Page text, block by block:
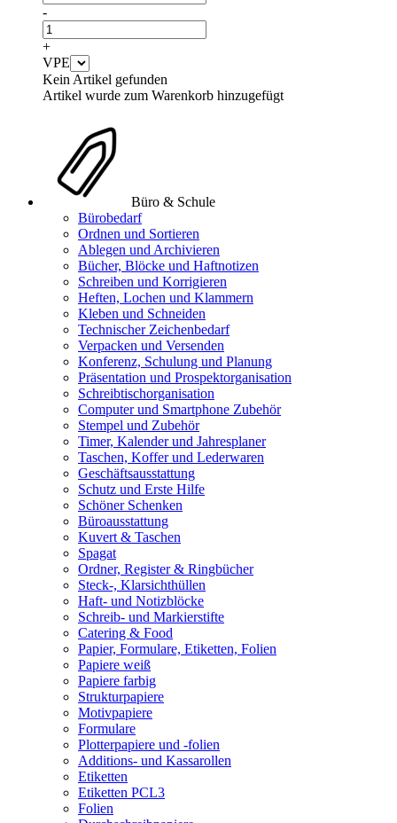
-
+
VPE
Kein Artikel gefunden
Artikel wurde zum Warenkorb hinzugefügt
Büro & Schule
Bürobedarf
Ordnen und Sortieren
Ablegen und Archivieren
Bücher, Blöcke und Haftnotizen
Schreiben und Korrigieren
Heften, Lochen und Klammern
Kleben und Schneiden
Technischer Zeichenbedarf
Verpacken und Versenden
Konferenz, Schulung und Planung
Präsentation und Prospektorganisation
Schreibtischorganisation
Computer und Smartphone Zubehör
Stempel und Zubehör
Timer, Kalender und Jahresplaner
Taschen, Koffer und Lederwaren
Geschäftsausstattung
Schutz und Erste Hilfe
Schöner Schenken
Büroausstattung
Kuvert & Taschen
Spagat
Ordner, Register & Ringbücher
Steck-, Klarsichthüllen
Haft- und Notizblöcke
Schreib- und Markierstifte
Catering & Food
Papier, Formulare, Etiketten, Folien
Papiere weiß
Papiere farbig
Strukturpapiere
Motivpapiere
Formulare
Plotterpapiere und -folien
Additions- und Kassarollen
Etiketten
Etiketten PCL3
Folien